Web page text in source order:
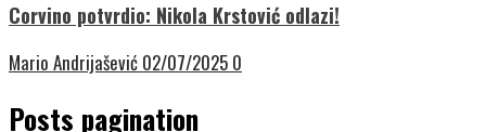
Corvino potvrdio: Nikola Krstović odlazi!
Mario Andrijašević 02/07/2025 0
Posts pagination